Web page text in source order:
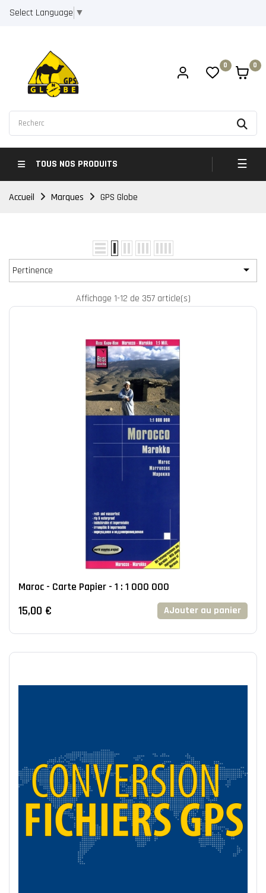
Select Language ▼
0 0
TOUS NOS PRODUITS ☰
Accueil Marques GPS Globe
Pertinence 
Affichage 1-12 de 357 article(s)
Maroc - Carte Papier - 1 : 1 000 000
15,00 € AJouter au panier